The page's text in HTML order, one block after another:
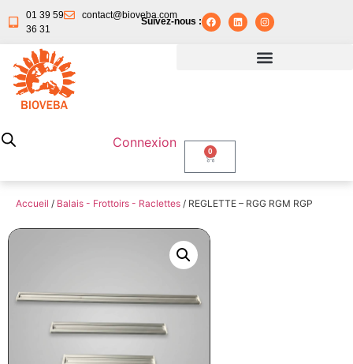
01 39 59
36 31
contact@bioveba.com
Suivez-nous :
Connexion
0
Accueil / Balais - Frottoirs - Raclettes / REGLETTE – RGG RGM RGP